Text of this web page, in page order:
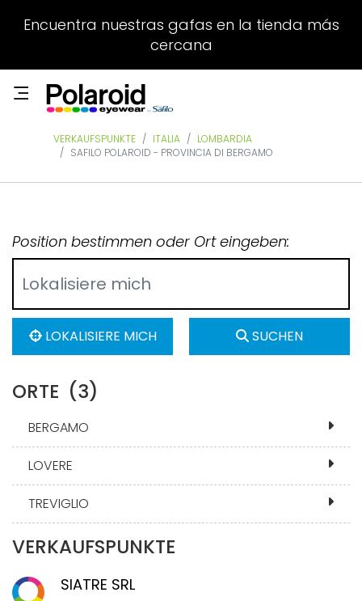
Encuentra nuestras gafas en la tienda más
cercana
VERKAUFSPUNKTE ITALIA
LOMBARDIA
SAFILO POLAROID - PROVINCIA DI BERGAMO
Position bestimmen oder Ort eingeben:
LOKALISIERE MICH SUCHEN
ORTE (3)
BERGAMO
LOVERE
TREVIGLIO
VERKAUFSPUNKTE
SIATRE SRL